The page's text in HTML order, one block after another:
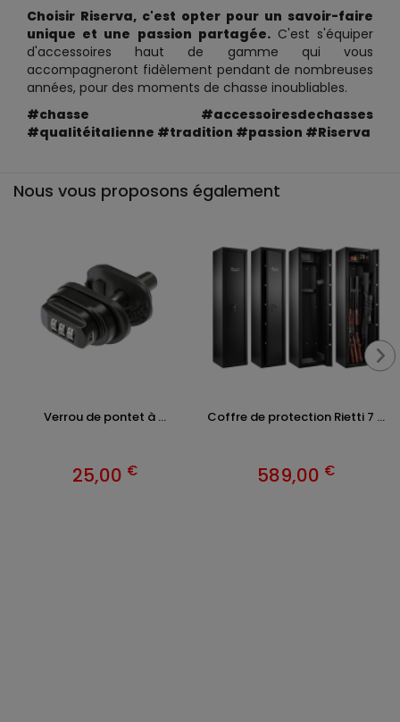
Choisir Riserva, c'est opter pour un savoir-faire
unique et une passion partagée.C'est s'équiper
d'accessoires haut de gamme qui vous
accompagneront fidèlement pendant de nombreuses
années, pour des moments de chasse inoubliables.
#chasse #accessoiresdechasses
#qualitéitalienne #tradition #passion #Riserva
Nous vous proposons également
Verrou de pontet à ...
25,00 €
Coffre de protection Rietti 7 ...
589,00 €